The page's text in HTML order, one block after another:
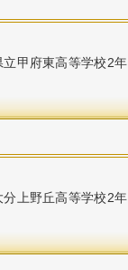
甲府東高等学校2年
上野丘高等学校2年